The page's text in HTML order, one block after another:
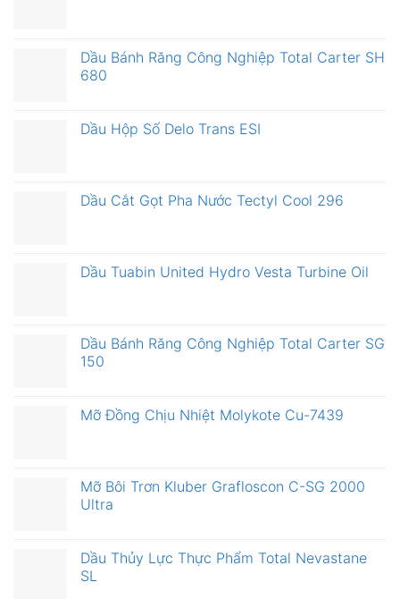
Dầu Bánh Răng Công Nghiệp Total Carter SH
680
Dầu Hộp Số Delo Trans ESI
Dầu Cắt Gọt Pha Nước Tectyl Cool 296
Dầu Tuabin United Hydro Vesta Turbine Oil
Dầu Bánh Răng Công Nghiệp Total Carter SG
150
Mỡ Đồng Chịu Nhiệt Molykote Cu-7439
Mỡ Bôi Trơn Kluber Grafloscon C-SG 2000
Ultra
Dầu Thủy Lực Thực Phẩm Total Nevastane
SL